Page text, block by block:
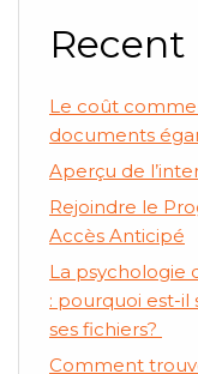
Recent
Le coût
documents
Aperçu de
Rejoindre le
Accès Anticipé
La psychologie
: pourquoi est-il
ses fichiers?
Comment